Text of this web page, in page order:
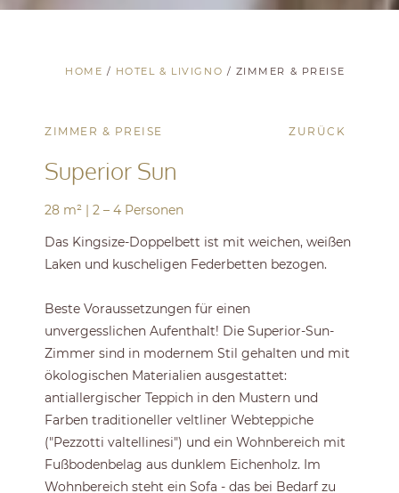
HOME / HOTEL & LIVIGNO / ZIMMER & PREISE
ZIMMER & PREISE ZURÜCK
Superior Sun
28 m² | 2 – 4 Personen
Das Kingsize-Doppelbett ist mit weichen, weißen
Laken und kuscheligen Federbetten bezogen.
Beste Voraussetzungen für einen
unvergesslichen Aufenthalt! Die Superior-Sun-
Zimmer sind in modernem Stil gehalten und mit
ökologischen Materialien ausgestattet:
antiallergischer Teppich in den Mustern und
Farben traditioneller veltliner Webteppiche
("Pezzotti valtellinesi") und ein Wohnbereich mit
Fußbodenbelag aus dunklem Eichenholz. Im
Wohnbereich steht ein Sofa - das bei Bedarf zu